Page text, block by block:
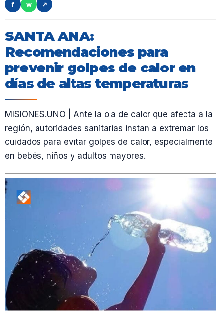
f
w ↗
SANTA ANA:
Recomendaciones para
prevenir golpes de calor en
días de altas temperaturas
MISIONES.UNO | Ante la ola de calor que afecta a la
región, autoridades sanitarias instan a extremar los
cuidados para evitar golpes de calor, especialmente
en bebés, niños y adultos mayores.